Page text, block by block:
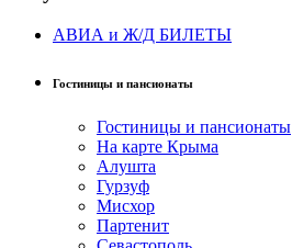
АВИА и Ж/Д БИЛЕТЫ
Гостиницы и пансионаты
Гостиницы и пансионаты
На карте Крыма
Алушта
Гурзуф
Мисхор
Партенит